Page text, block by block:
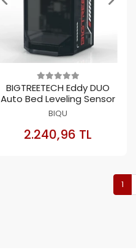
BIGTREETECH Eddy DUO
Auto Bed Leveling Sensor
BIQU
2.240,96 TL
SEPETE
EKLE
1